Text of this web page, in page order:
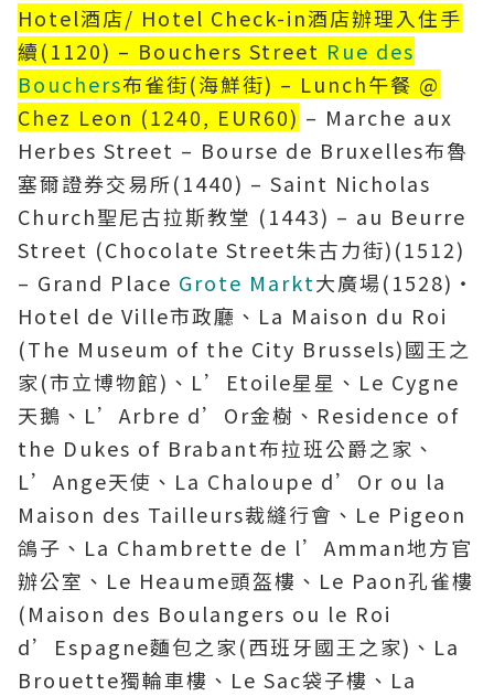
Hotel酒店/ Hotel Check-in酒店辦理入住手
續(1120) – Bouchers Street Rue des
Bouchers布雀街(海鮮街) – Lunch午餐 @
Chez Leon (1240, EUR60) – Marche aux
Herbes Street – Bourse de Bruxelles布魯
塞爾證券交易所(1440) – Saint Nicholas
Church聖尼古拉斯教堂 (1443) – au Beurre
Street (Chocolate Street朱古力街)(1512)
– Grand Place Grote Markt大廣場(1528)‧
Hotel de Ville市政廳、La Maison du Roi
(The Museum of the City Brussels)國王之
家(市立博物館)、L’Etoile星星、Le Cygne
天鵝、L’Arbre d’Or金樹、Residence of
the Dukes of Brabant布拉班公爵之家、
L’Ange天使、La Chaloupe d’Or ou la
Maison des Tailleurs裁縫行會、Le Pigeon
鴿子、La Chambrette de l’Amman地方官
辦公室、Le Heaume頭盔樓、Le Paon孔雀樓
(Maison des Boulangers ou le Roi
d’Espagne麵包之家(西班牙國王之家)、La
Brouette獨輪車樓、Le Sac袋子樓、La